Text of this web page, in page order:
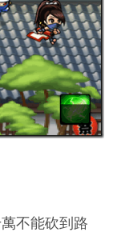
不能砍到路